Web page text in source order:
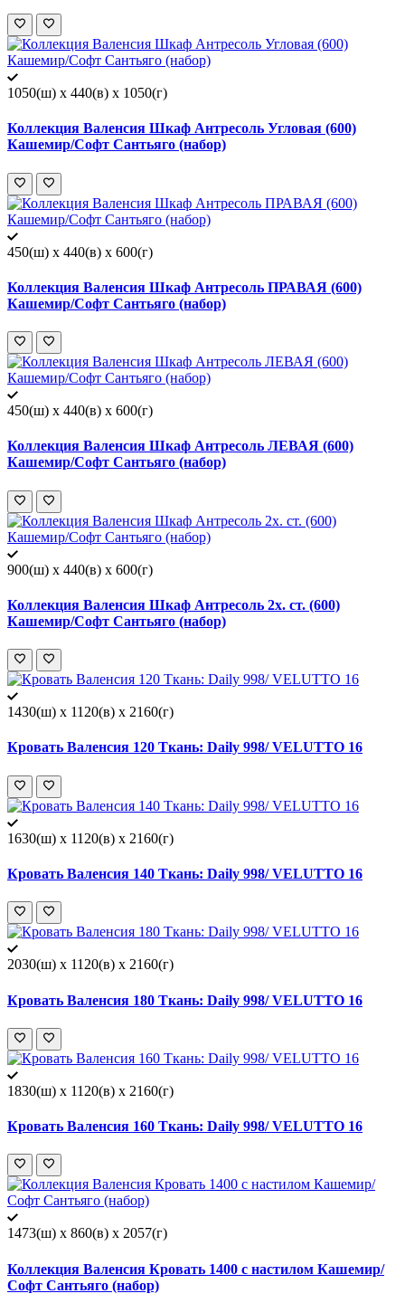
1050(ш) x 440(в) x 1050(г)
Коллекция Валенсия Шкаф Антресоль Угловая (600)
Кашемир/Софт Сантьяго (набор)
450(ш) x 440(в) x 600(г)
Коллекция Валенсия Шкаф Антресоль ПРАВАЯ (600)
Кашемир/Софт Сантьяго (набор)
450(ш) x 440(в) x 600(г)
Коллекция Валенсия Шкаф Антресоль ЛЕВАЯ (600)
Кашемир/Софт Сантьяго (набор)
900(ш) x 440(в) x 600(г)
Коллекция Валенсия Шкаф Антресоль 2х. ст. (600)
Кашемир/Софт Сантьяго (набор)
1430(ш) x 1120(в) x 2160(г)
Кровать Валенсия 120 Ткань: Daily 998/ VELUTTO 16
1630(ш) x 1120(в) x 2160(г)
Кровать Валенсия 140 Ткань: Daily 998/ VELUTTO 16
2030(ш) x 1120(в) x 2160(г)
Кровать Валенсия 180 Ткань: Daily 998/ VELUTTO 16
1830(ш) x 1120(в) x 2160(г)
Кровать Валенсия 160 Ткань: Daily 998/ VELUTTO 16
1473(ш) x 860(в) x 2057(г)
Коллекция Валенсия Кровать 1400 с настилом Кашемир/
Софт Сантьяго (набор)